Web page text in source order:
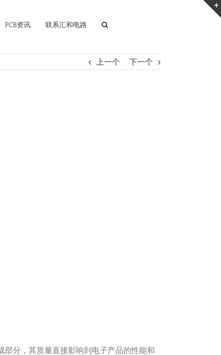
PCB资讯 联系汇和电路
上一个 下一个
分，其质量直接影响到电子产品的性能和